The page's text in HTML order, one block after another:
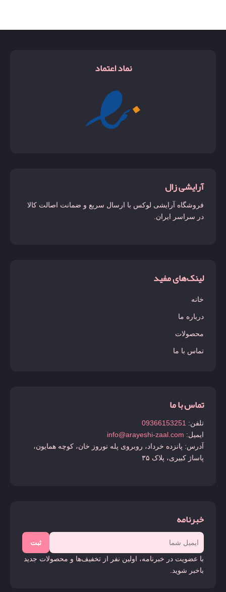
نماد اعتماد
آرایشی زال
فروشگاه آرایشی لوکس با ارسال سریع و ضمانت اصالت کالا
در سراسر ایران.
لینک‌های مفید
خانه
درباره ما
محصولات
تماس با ما
تماس با ما
تلفن: 09366153251
ایمیل: info@arayeshi-zaal.com
آدرس: پانزده خرداد، روبروی پله نوروز خان، کوچه همایون،
پاساژ کبیری، پلاک ۳۵
خبرنامه
ثبت
با عضویت در خبرنامه، اولین نفر از تخفیف‌ها و محصولات جدید
باخبر شوید.